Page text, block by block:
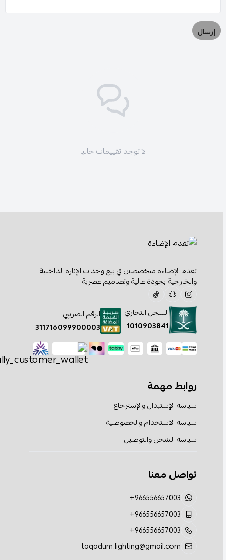
إرسال
لا توجد تقييمات حاليا
تقدم الإضاءة متخصصين في بيع وحدات الإنارة الداخلية
والخارجية بجودة عالية وتصاميم عصرية
السجل التجاري
1010903841
الرقم الضريبي
311716099900003
روابط مهمة
سياسة الإستبدال والإسترجاع
سياسة الاستخدام والخصوصية
سياسة الشحن والتوصيل
تواصل معنا
+966556657003
+966556657003
+966556657003
taqadum.lighting@gmail.com